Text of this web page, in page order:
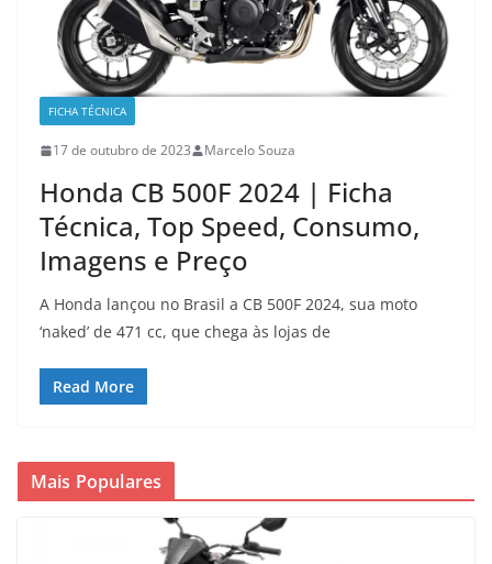
FICHA TÉCNICA
17 de outubro de 2023 Marcelo Souza
Honda CB 500F 2024 | Ficha
Técnica, Top Speed, Consumo,
Imagens e Preço
A Honda lançou no Brasil a CB 500F 2024, sua moto
‘naked’ de 471 cc, que chega às lojas de
Read More
Mais Populares